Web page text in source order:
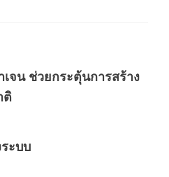
จน ช่วยกระตุ้นการสร้าง
ติ
ะบบ